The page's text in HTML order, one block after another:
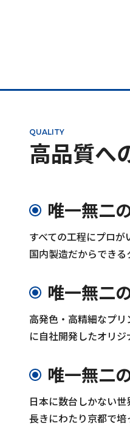
QUALITY
高品質へ
唯一無二
すべての工程にプロが
国内製造だからできる
唯一無二
高発色・高精細なプ
に自社開発したオリジ
唯一無二
日本に数台しかない
長きにわたり京都で